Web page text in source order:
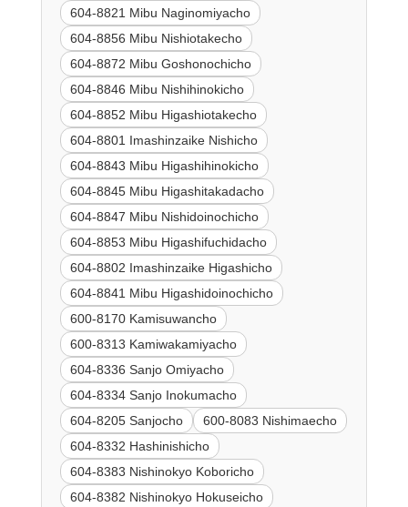
604-8821 Mibu Naginomiyacho
604-8856 Mibu Nishiotakecho
604-8872 Mibu Goshonochicho
604-8846 Mibu Nishihinokicho
604-8852 Mibu Higashiotakecho
604-8801 Imashinzaike Nishicho
604-8843 Mibu Higashihinokicho
604-8845 Mibu Higashitakadacho
604-8847 Mibu Nishidoinochicho
604-8853 Mibu Higashifuchidacho
604-8802 Imashinzaike Higashicho
604-8841 Mibu Higashidoinochicho
600-8170 Kamisuwancho
600-8313 Kamiwakamiyacho
604-8336 Sanjo Omiyacho
604-8334 Sanjo Inokumacho
604-8205 Sanjocho
600-8083 Nishimaecho
604-8332 Hashinishicho
604-8383 Nishinokyo Koboricho
604-8382 Nishinokyo Hokuseicho